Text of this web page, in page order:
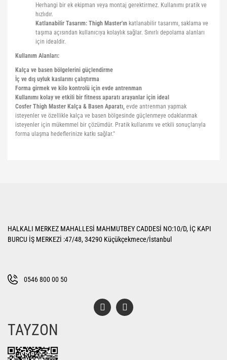
Herhangi bir ek ekipman veya montaj gerektirmez. Kullanımı pratik ve
hızlıdır.
Katlanabilir Tasarım: Thigh Master'ın katlanabilir tasarımı, saklama ve
taşıma açısından kullanıcıya kolaylık sağlar. Sınırlı depolama alanları
için idealdir.
Kullanım Alanları:
Kalça ve basen bölgelerini güçlendirme
İç ve dış uyluk kaslarını çalıştırma
Forma girmek ve kilo kontrolü için evde antrenman
Kullanımı kolay ve etkili bir fitness aparatı arayanlar için ideal
Cosfer Thigh Master Kalça & Basen Aparatı, evde antrenman yapmak
isteyenler ve özellikle kalça ve basen bölgesinde güçlenmeye odaklanmak
isteyenler için mükemmel bir çözümdür. Pratik kullanımı ve etkili sonuçlarıyla
forma ulaşma hedeflerinize katkı sağlar."
Ürün açıklamasında eksik bilgiler bulunuyor.
Bu ürüne benzer farklı alternatifler olmalı.
HALKALI MERKEZ MAHALLESİ MAHMUTBEY CADDESİ NO:10/D, İÇ KAPI
BURCU İŞ MERKEZİ :47/48, 34290 Küçükçekmece/İstanbul
0546 800 00 50
TAYZON